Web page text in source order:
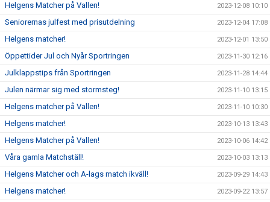
Helgens Matcher på Vallen! 2023-12-08 10:10
Seniorernas julfest med prisutdelning 2023-12-04 17:08
Helgens matcher! 2023-12-01 13:50
Öppettider Jul och Nyår Sportringen 2023-11-30 12:16
Julklappstips från Sportringen 2023-11-28 14:44
Julen närmar sig med stormsteg! 2023-11-10 13:15
Helgens matcher på Vallen! 2023-11-10 10:30
Helgens matcher! 2023-10-13 13:43
Helgens Matcher på Vallen! 2023-10-06 14:42
Våra gamla Matchställ! 2023-10-03 13:13
Helgens Matcher och A-lags match ikväll! 2023-09-29 14:43
Helgens matcher! 2023-09-22 13:57